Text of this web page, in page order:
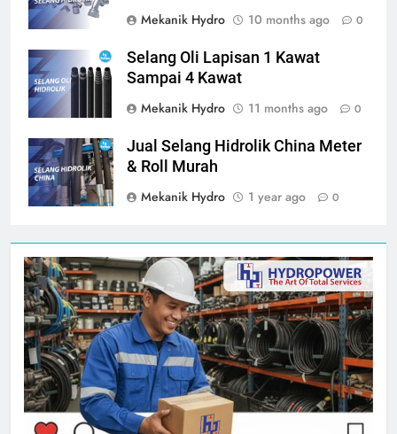
Mekanik Hydro
10 months ago 0
Selang Oli Lapisan 1 Kawat
Sampai 4 Kawat
Mekanik Hydro
11 months ago 0
Jual Selang Hidrolik China Meter
& Roll Murah
Mekanik Hydro
1 year ago 0